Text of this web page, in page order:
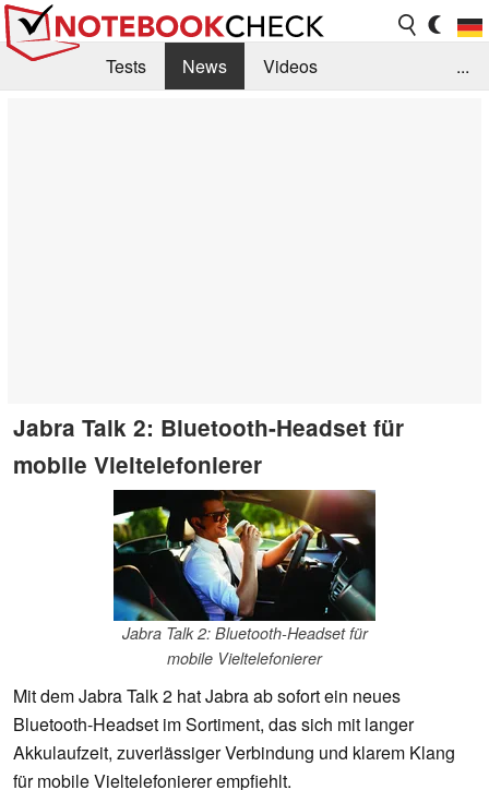
Tests News
Videos
...
Jabra Talk 2: Bluetooth-Headset für
mobile Vieltelefonierer
Jabra Talk 2: Bluetooth-Headset für
mobile Vieltelefonierer
Mit dem Jabra Talk 2 hat Jabra ab sofort ein neues
Bluetooth-Headset im Sortiment, das sich mit langer
Akkulaufzeit, zuverlässiger Verbindung und klarem Klang
für mobile Vieltelefonierer empfiehlt.